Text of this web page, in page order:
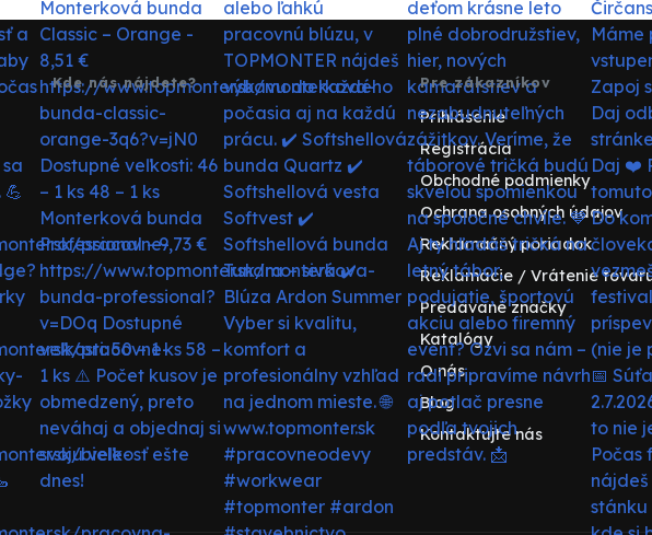
Kde nás nájdete? Pre zákazníkov
Prihlásenie
Registrácia
Obchodné podmienky
Ochrana osobných údajov
Reklamačný poriadok
Reklamácie / Vrátenie
Predávané značky
Katalógy
O nás
Blog
Kontaktujte nás